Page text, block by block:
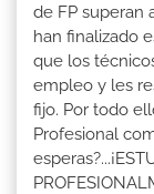
de FP superan
han finalizado
que los
empleo y les
fijo. Por todo
Profesional